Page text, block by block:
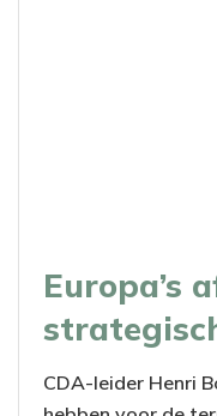
Europa’s
CDA-leider Henri